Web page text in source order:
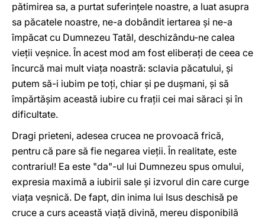
pătimirea sa, a purtat suferinţele noastre, a luat asupra
sa păcatele noastre, ne-a dobândit iertarea şi ne-a
împăcat cu Dumnezeu Tatăl, deschizându-ne calea
vieţii veşnice. În acest mod am fost eliberaţi de ceea ce
încurcă mai mult viaţa noastră: sclavia păcatului, şi
putem să-i iubim pe toţi, chiar şi pe duşmani, şi să
împărtăşim această iubire cu fraţii cei mai săraci şi în
dificultate.
Dragi prieteni, adesea crucea ne provoacă frică,
pentru că pare să fie negarea vieţii. În realitate, este
contrariul! Ea este "da"-ul lui Dumnezeu spus omului,
expresia maximă a iubirii sale şi izvorul din care curge
viaţa veşnică. De fapt, din inima lui Isus deschisă pe
cruce a curs această viaţă divină, mereu disponibilă